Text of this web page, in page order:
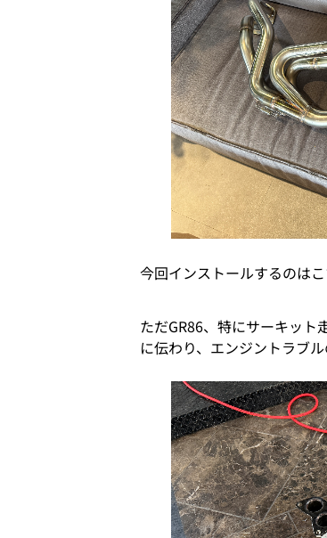
今回インストールするのは
ただGR86、特にサーキッ
に伝わり、エンジントラブ